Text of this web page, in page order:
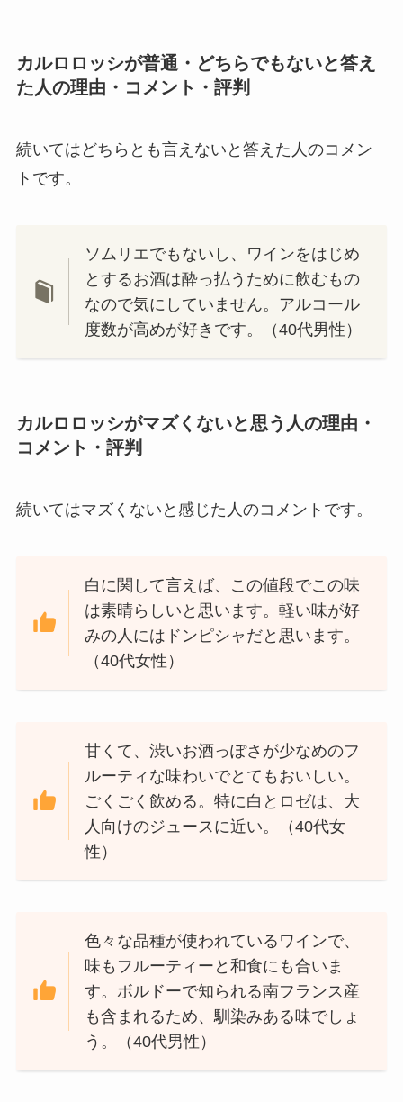
カルロロッシが普通・どちらでもないと答え
た人の理由・コメント・評判
続いてはどちらとも言えないと答えた人のコメン
トです。
ソムリエでもないし、ワインをはじめ
とするお酒は酔っ払うために飲むもの
なので気にしていません。アルコール
度数が高めが好きです。（40代男性）
カルロロッシがマズくないと思う人の理由・
コメント・評判
続いてはマズくないと感じた人のコメントです。
白に関して言えば、この値段でこの味
は素晴らしいと思います。軽い味が好
みの人にはドンピシャだと思います。
（40代女性）
甘くて、渋いお酒っぽさが少なめのフ
ルーティな味わいでとてもおいしい。
ごくごく飲める。特に白とロゼは、大
人向けのジュースに近い。（40代女
性）
色々な品種が使われているワインで、
味もフルーティーと和食にも合いま
す。ボルドーで知られる南フランス産
も含まれるため、馴染みある味でしょ
う。（40代男性）